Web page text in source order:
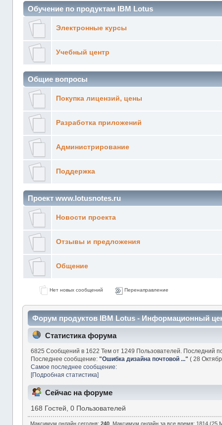
Обучение по продуктам IBM Lotus
Электронные курсы
Учебный центр
Общие вопросы
Покупка лицензий, цены
Разработка приложений
Администрирование
Поддержка
Проект www.lotusnotes.ru
Новости проекта
Отзывы и предложения
Общение
Нет новых сообщений Перенаправление
Форум продуктов IBM Lotus - Информационный
Статистика форума
6825 Сообщений в 1622 Тем от 1249 Пользователей. Последний
Последнее сообщение: "Ошибка дизайна почтовой ..." ( 28
Самое последнее сообщение:
[Подробная статистика]
Сейчас на форуме
168 Гостей, 0 Пользователей
Максимум онлайн сегодня: 240. Максимум онлайн за все время: 1814 (25